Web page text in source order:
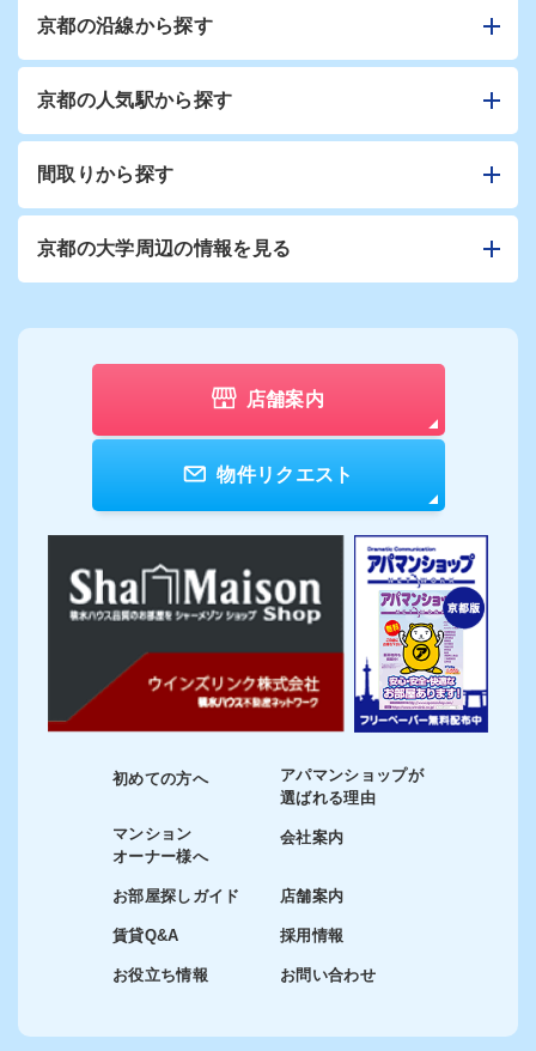
京都の沿線から探す
京都の人気駅から探す
間取りから探す
京都の大学周辺の情報を見る
店舗案内
物件リクエスト
初めての方へ
マンション
オーナー様へ
お部屋探しガイド
賃貸Q&A
お役立ち情報
アパマンショップが
選ばれる理由
会社案内
店舗案内
採用情報
お問い合わせ